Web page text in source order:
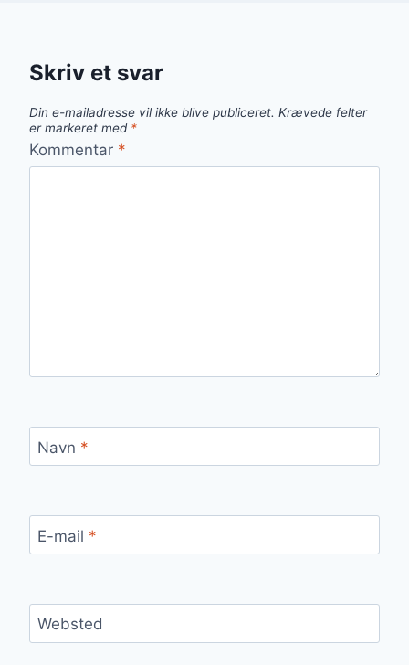
Skriv et svar
Din e-mailadresse vil ikke blive publiceret. Krævede felter
er markeret med *
Kommentar *
Navn *
E-mail *
Websted